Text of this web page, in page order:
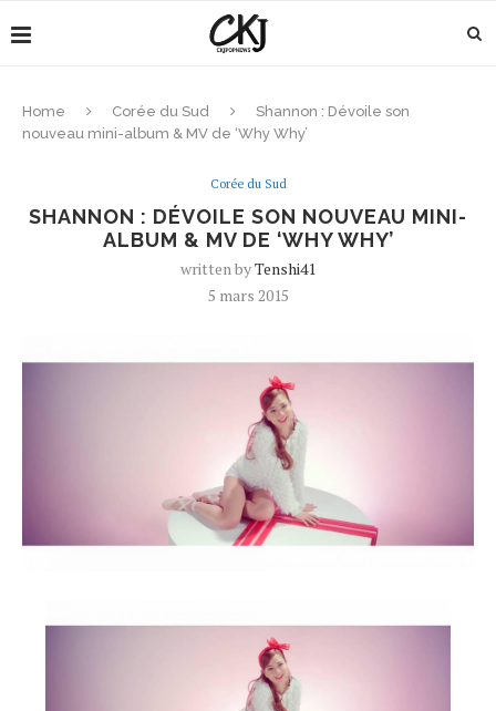
Home Corée du Sud
Shannon : Dévoile son
nouveau mini-album & MV de ‘Why Why’
Corée du Sud
SHANNON : DÉVOILE SON NOUVEAU MINI-
ALBUM & MV DE ‘WHY WHY’
written byTenshi41
5 mars 2015